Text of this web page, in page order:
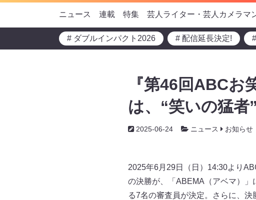
ニュース 連載 特集 芸人ライター・芸人カメラマ
# ダブルインパクト2026 # 配信延長決定!
『第46回ABC
は、“笑いの猛者
2025-06-24 ニュース お知らせ
2025年6月29日（日）14:30より
の決勝が、「ABEMA（アベマ）
る7名の審査員が決定。さらに、